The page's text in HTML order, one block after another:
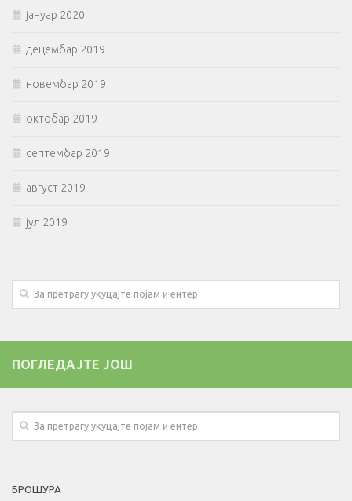
јануар 2020
децембар 2019
новембар 2019
октобар 2019
септембар 2019
август 2019
јул 2019
ПОГЛЕДАЈТЕ ЈОШ
БРОШУРА